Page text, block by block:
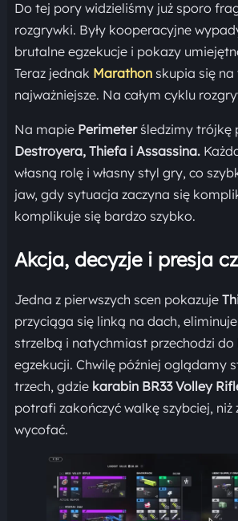
Do tej pory widzieliśmy już sporo
rozgrywki. Były kooperacyjne
brutalne egzekucje i pokazy
Teraz jednak Marathonskupia się na
najważniejsze. Na całym cyklu
Na mapie Perimeterśledzimy trójkę
Destroyera, Thiefa i Assassina.
własną rolę i własny styl gry, co
jaw, gdy sytuacja zaczyna się
komplikuje się bardzo szybko.
Akcja, decyzje i presja
Jedna z pierwszych scen pokazuje
przyciąga się linką na dach,
strzelbą i natychmiast przechodzi do
egzekucji. Chwilę później oglądamy
trzech, gdzie karabin BR33 Volley
potrafi zakończyć walkę szybciej, niż
wycofać.